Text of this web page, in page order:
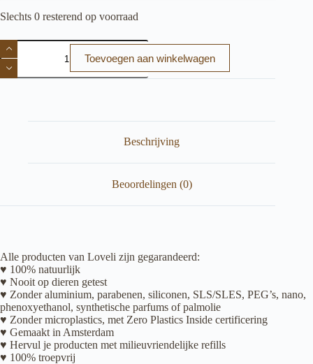
Slechts 0 resterend op voorraad
Cadeausetje
Loveli
aantal
Toevoegen aan winkelwagen
Beschrijving
Beoordelingen (0)
Alle producten van Loveli zijn gegarandeerd:
♥ 100% natuurlijk
♥ Nooit op dieren getest
♥ Zonder aluminium, parabenen, siliconen, SLS/SLES, PEG’s, nano,
phenoxyethanol, synthetische parfums of palmolie
♥ Zonder microplastics, met Zero Plastics Inside certificering
♥ Gemaakt in Amsterdam
♥ Hervul je producten met milieuvriendelijke refills
♥ 100% troepvrij